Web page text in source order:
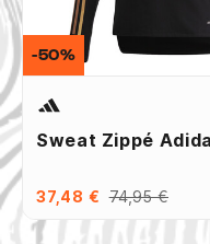
Sweat Zippé
37,48 € 74,95 €
-50%